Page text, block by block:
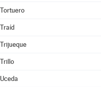
Tortuero
Traíd
Trijueque
Trillo
Uceda